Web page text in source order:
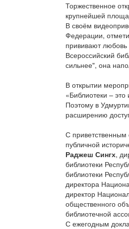
Торжественное
крупнейшей
В своём
Федерации,
прививают
Всероссийский
сильнее", она
В открытии
«Библиотеки –
Поэтому в
расширению
С приветственным
публичной
Раджеш Сингх,
библиотеки
библиотеки
директора
директор
общественного
библиотечной
С ежегодным